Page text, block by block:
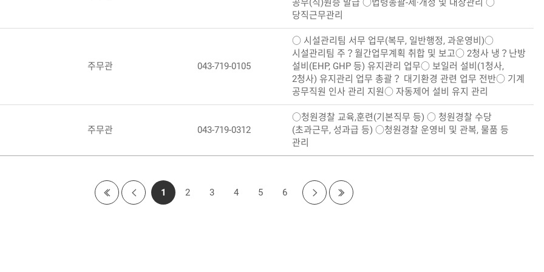
공무(직)원증 발급 ○법령총괄-제·개정 및 대장관리 ○
당직근무관리
주무관 043-719-0105
○ 시설관리팀 서무 업무(복무, 일반행정, 과운영비)○
시설관리팀 주？월간업무계획 취합 및 보고○ 2청사 냉？난방
설비(EHP, GHP 등) 유지관리 업무○ 보일러 설비(1청사,
2청사) 유지관리 업무 총괄？ 대기환경 관련 업무 전반○ 기계
공무직원 인사 관리 지원○ 자동제어 설비 유지 관리
주무관 043-719-0312
○청원경찰 교육,훈련(기본직무 등) ○ 청원경찰 수당
(초과근무, 성과급 등) ○청원경찰 운영비 및 관복, 물품 등
관리
1 2 3 4 5 6